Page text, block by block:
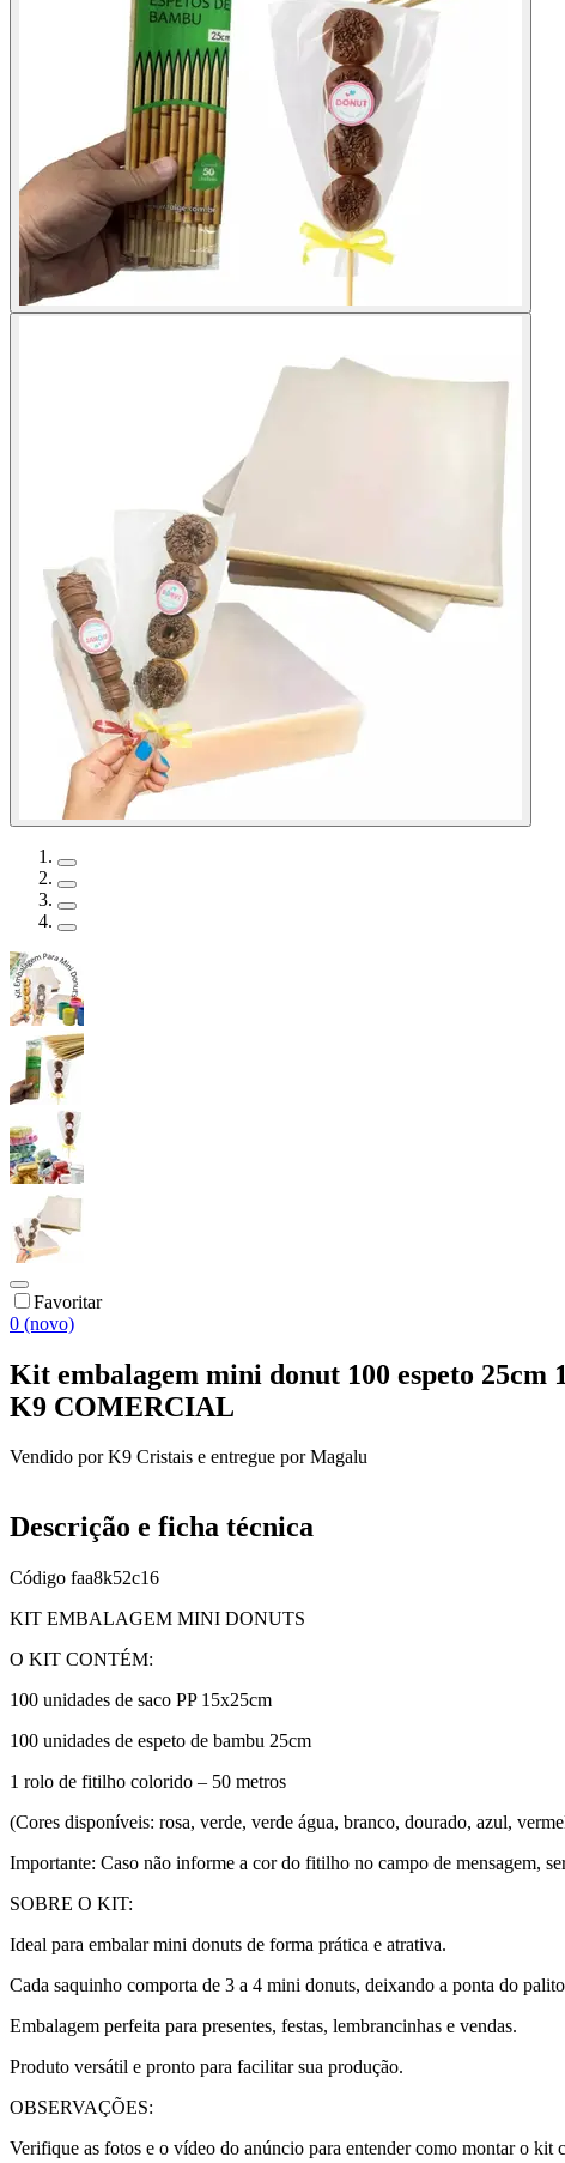
Favoritar
0 (novo)
Kit embalagem mini donut 100 espeto
K9 COMERCIAL
Vendido porK9 Cristais e entregue por Magalu
Descrição e ficha técnica
Código faa8k52c16
KIT EMBALAGEM MINI DONUTS
O KIT CONTÉM:
100 unidades de saco PP 15x25cm
100 unidades de espeto de bambu 25cm
1 rolo de fitilho colorido – 50 metros
(Cores disponíveis: rosa, verde, verde água, branco, dourado, azul,
Importante: Caso não informe a cor do fitilho no campo de mensagem,
SOBRE O KIT:
Ideal para embalar mini donuts de forma prática e atrativa.
Cada saquinho comporta de 3 a 4 mini donuts, deixando a ponta do
Embalagem perfeita para presentes, festas, lembrancinhas e vendas.
Produto versátil e pronto para facilitar sua produção.
OBSERVAÇÕES:
Verifique as fotos e o vídeo do anúncio para entender como montar o kit